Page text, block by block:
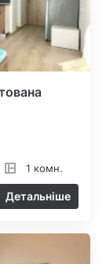
1 комн.
Детальніше